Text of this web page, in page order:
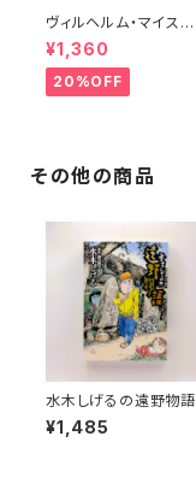
ヴィルヘルム・マイスタ
ーの遍歴時代 (上)(中)
(下)（岩波文庫）
¥1,360
20%OFF
その他の商品
水木しげるの遠野物語
¥1,485